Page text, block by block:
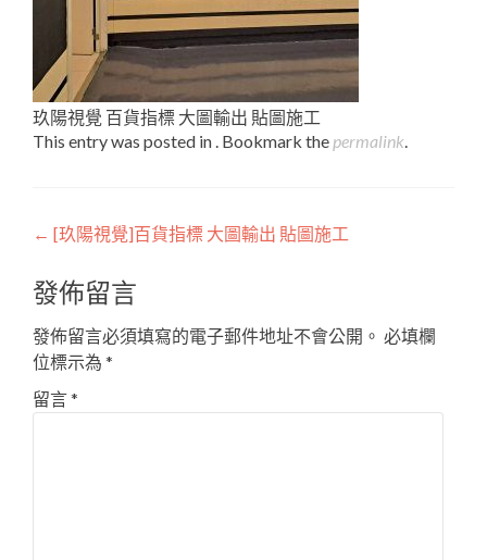
玖陽視覺 百貨指標 大圖輸出 貼圖施工
This entry was posted in . Bookmark the permalink.
Post
navigation
← [玖陽視覺]百貨指標 大圖輸出 貼圖施工
發佈留言
發佈留言必須填寫的電子郵件地址不會公開。 必填欄
位標示為 *
留言*